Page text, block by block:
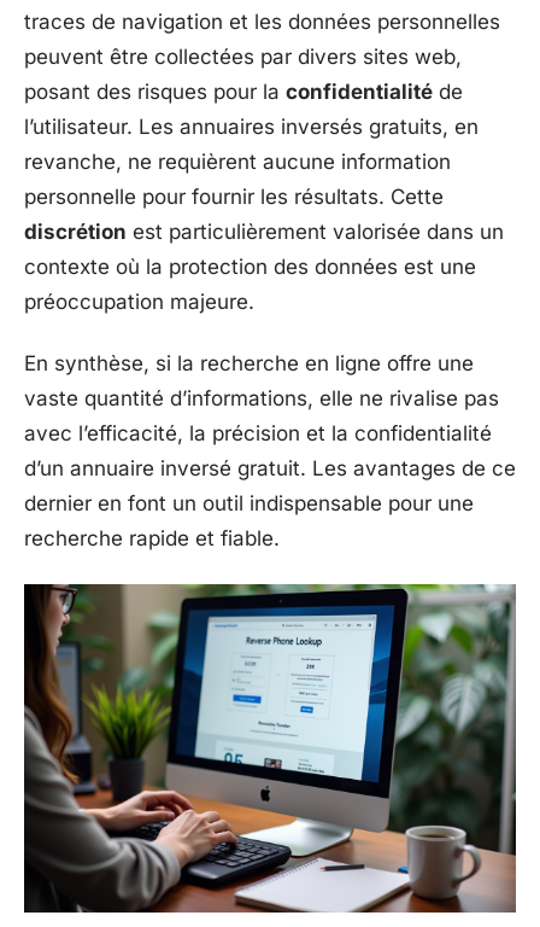
traces de navigation et les données personnelles
peuvent être collectées par divers sites web,
posant des risques pour la confidentialité de
l’utilisateur. Les annuaires inversés gratuits, en
revanche, ne requièrent aucune information
personnelle pour fournir les résultats. Cette
discrétion est particulièrement valorisée dans un
contexte où la protection des données est une
préoccupation majeure.
En synthèse, si la recherche en ligne offre une
vaste quantité d’informations, elle ne rivalise pas
avec l’efficacité, la précision et la confidentialité
d’un annuaire inversé gratuit. Les avantages de ce
dernier en font un outil indispensable pour une
recherche rapide et fiable.